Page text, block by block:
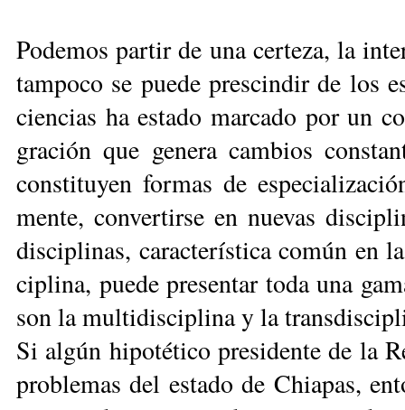
Po­de­mos par­tir de una cer­te­za, la
tam­po­co se pue­de pres­cin­dir de los
cien­cias ha es­ta­do mar­ca­do por un
gra­ción que ge­ne­ra cam­bios
cons­ti­tu­yen for­mas de
men­te, con­ver­tir­se en nue­vas
dis­ci­pli­nas, ca­rac­te­rís­ti­ca co­mún en
ci­pli­na, pue­de pre­sen­tar to­da una
son la mul­ti­dis­ci­pli­na y la
Si al­gún hi­po­té­ti­co pre­si­den­te de la
pro­ble­mas del es­ta­do de Chia­pas,